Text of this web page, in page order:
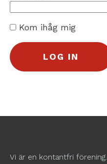
Kom ihåg mig
Vi är en kontantfri